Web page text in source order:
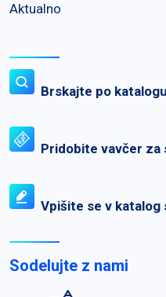
Aktualno
Brskajte po
Pridobite vavčer za
Vpišite se v
Sodelujte z nami